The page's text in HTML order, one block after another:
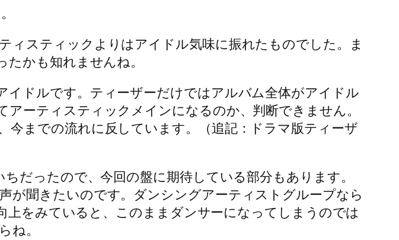
ィスティックよりはアイドル気味に振れたものでした。ま
かも知れませんね。
ドルです。ティーザーだけではアルバム全体がアイドル
ーティスティックメインになるのか、判断できません。
までの流れに反しています。（追記：ドラマ版ティーザ
だったので、今回の盤に期待している部分もあります。
が聞きたいのです。ダンシングアーティストグループなら
をみていると、このままダンサーになってしまうのでは
ね。